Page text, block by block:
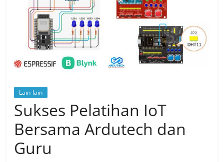
Lain-lain
Sukses Pelatihan IoT
Bersama Ardutech dan
Guru